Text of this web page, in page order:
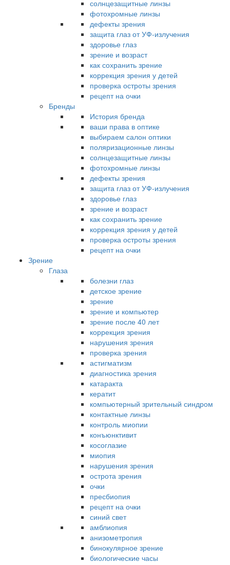
солнцезащитные линзы
фотохромные линзы
дефекты зрения
защита глаз от УФ-излучения
здоровье глаз
зрение и возраст
как сохранить зрение
коррекция зрения у детей
проверка остроты зрения
рецепт на очки
Бренды
История бренда
ваши права в оптике
выбираем салон оптики
поляризационные линзы
солнцезащитные линзы
фотохромные линзы
дефекты зрения
защита глаз от УФ-излучения
здоровье глаз
зрение и возраст
как сохранить зрение
коррекция зрения у детей
проверка остроты зрения
рецепт на очки
Зрение
Глаза
болезни глаз
детское зрение
зрение
зрение и компьютер
зрение после 40 лет
коррекция зрения
нарушения зрения
проверка зрения
астигматизм
диагностика зрения
катаракта
кератит
компьютерный зрительный синдром
контактные линзы
контроль миопии
конъюнктивит
косоглазие
миопия
нарушения зрения
острота зрения
очки
пресбиопия
рецепт на очки
синий свет
амблиопия
анизометропия
бинокулярное зрение
биологические часы